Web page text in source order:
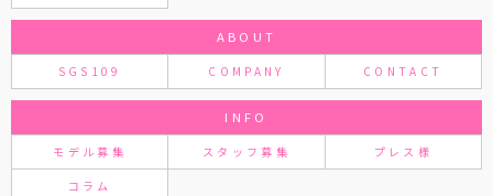
ABOUT
SGS109 COMPANY CONTACT
INFO
モデル募集 スタッフ募集 プレス様
コラム